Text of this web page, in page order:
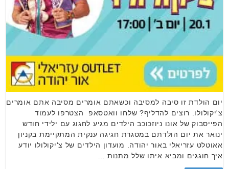
יום הולדת זו סיבה למסיבה וכשאתם אומרים מסיבה אתם אומרים
צ'יקולולו. רוצים להדליף? שלחו וואטסאפ הצטרפו לעמוד
הפייסבוק של אונו ניוזכוכב הילדים מגיע לחגוג עם ילידי חודש
ינואר את יום הולדתם במסגרת חגיגה ענקית המתקיימת בקניון
אאוטלט עזריאלי באור יהודה. מועדון הילדים של צ'יקולולו יודע
איך חוגגים ומביא איתו שלל מתנות …